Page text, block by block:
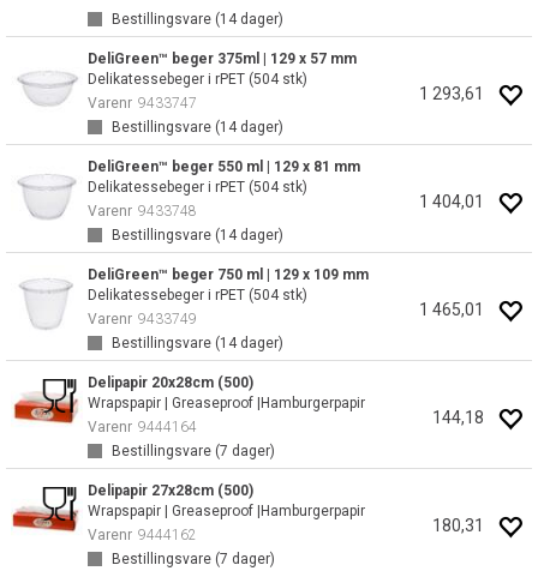
Bestillingsvare (14dager)
DeliGreen™ beger 375ml | 129 x 57 mm
Delikatessebeger i rPET (504 stk)
Varenr 9433747
Bestillingsvare (14dager)
1 293,61
DeliGreen™ beger 550 ml | 129 x 81 mm
Delikatessebeger i rPET (504 stk)
Varenr 9433748
Bestillingsvare (14dager)
1 404,01
DeliGreen™ beger 750 ml | 129 x 109 mm
Delikatessebeger i rPET (504 stk)
Varenr 9433749
Bestillingsvare (14dager)
1 465,01
Delipapir 20x28cm (500)
Wrapspapir | Greaseproof |Hamburgerpapir
Varenr 9444164
Bestillingsvare (7 dager)
144,18
Delipapir 27x28cm (500)
Wrapspapir | Greaseproof |Hamburgerpapir
Varenr 9444162
Bestillingsvare (7 dager)
180,31